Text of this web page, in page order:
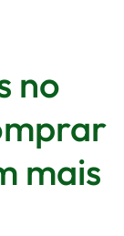
no
mais